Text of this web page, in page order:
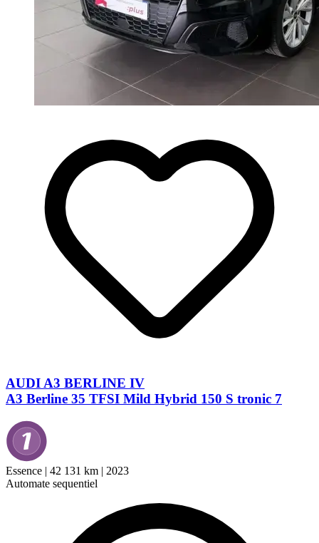
AUDI A3 BERLINE IV
A3 Berline 35 TFSI Mild Hybrid 150 S tronic 7
Essence | 42 131 km | 2023
Automate sequentiel